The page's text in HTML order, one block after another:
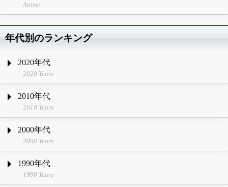
Anime
年代別のランキング
2020年代
2020 Years
2010年代
2010 Years
2000年代
2000 Years
1990年代
1990 Years